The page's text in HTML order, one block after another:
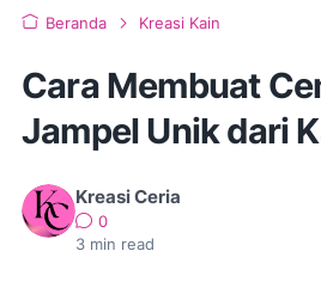
Beranda Kreasi Kain
Cara Membuat
Jampel Unik dari
Kreasi Ceria
0
3 min read